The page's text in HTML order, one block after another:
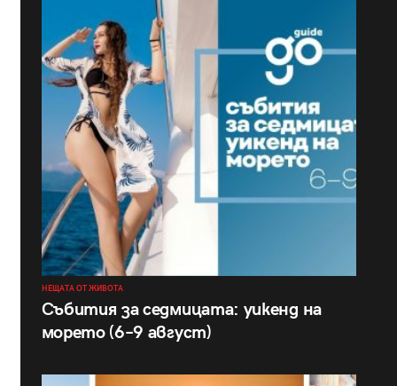
НЕЩАТА ОТ ЖИВОТА
Събития за седмицата: уикенд на
морето (6–9 август)